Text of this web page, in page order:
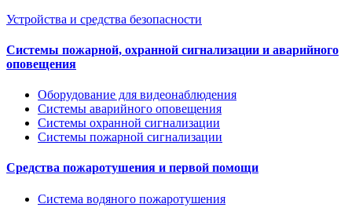
Устройства и средства безопасности
Системы пожарной, охранной сигнализации и аварийного
оповещения
Оборудование для видеонаблюдения
Системы аварийного оповещения
Системы охранной сигнализации
Системы пожарной сигнализации
Средства пожаротушения и первой помощи
Система водяного пожаротушения